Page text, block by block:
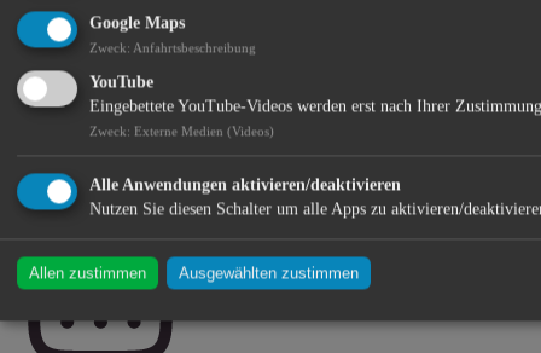
Suche
Abensberg.de→Aktuelles
Weiterbildung für Ehrenamtliche
Veröffentlicht von Ingo Knott
Google Maps
Zweck: Anfahrtsbeschreibung
YouTube
Eingebettete YouTube-Videos werden erst nach Ihrer
Zweck: Externe Medien (Videos)
Alle Anwendungen aktivieren/deaktivieren
Nutzen Sie diesen Schalter um alle Apps zu aktivieren/
Allen zustimmen Ausgewählten zustimmen